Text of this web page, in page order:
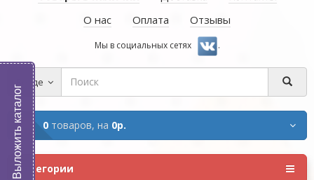
О нас
Оплата Отзывы
Мы в социальных сетях .
Везде
0 товаров, на 0р.
Категории
Выложить каталог